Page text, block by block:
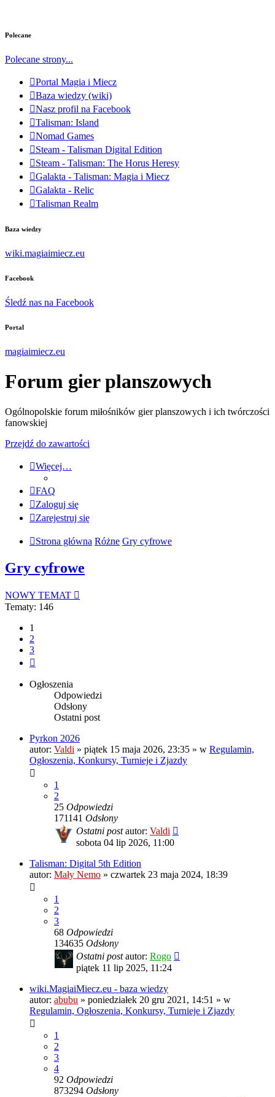
Polecane
Polecane strony...
Portal Magia i Miecz
Baza wiedzy (wiki)
Nasz profil na Facebook
Talisman: Island
Nomad Games
Steam - Talisman Digital Edition
Steam - Talisman: The Horus Heresy
Galakta - Talisman: Magia i Miecz
Galakta - Relic
Talisman Realm
Baza wiedzy
wiki.magiaimiecz.eu
Facebook
Śledź nas na Facebook
Portal
magiaimiecz.eu
Forum gier planszowych
Ogólnopolskie forum miłośników gier planszowych i ich twórczości
fanowskiej
Przejdź do zawartości
Więcej…
FAQ
Zaloguj się
Zarejestruj się
Strona główna Różne Gry cyfrowe
Gry cyfrowe
NOWY TEMAT
Tematy: 146
1
2
3
Ogłoszenia
Odpowiedzi
Odsłony
Ostatni post
Pyrkon 2026
autor: Valdi » piątek 15 maja 2026, 23:35 » w Regulamin,
Ogłoszenia, Konkursy, Turnieje i Zjazdy
1
2
25 Odpowiedzi
171141 Odsłony
Ostatni postautor: Valdi
sobota 04 lip 2026, 11:00
Talisman: Digital 5th Edition
autor: Mały Nemo » czwartek 23 maja 2024, 18:39
1
2
3
68 Odpowiedzi
134635 Odsłony
Ostatni postautor: Rogo
piątek 11 lip 2025, 11:24
wiki.MagiaiMiecz.eu - baza wiedzy
autor: abubu » poniedziałek 20 gru 2021, 14:51 » w
Regulamin, Ogłoszenia, Konkursy, Turnieje i Zjazdy
1
2
3
4
92 Odpowiedzi
873294 Odsłony